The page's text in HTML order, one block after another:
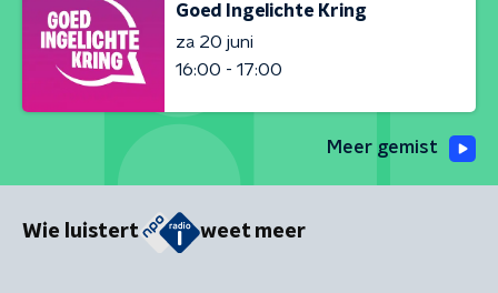
Goed Ingelichte Kring
za 20 juni
16:00 - 17:00
Meer gemist
Wie luistert weet meer